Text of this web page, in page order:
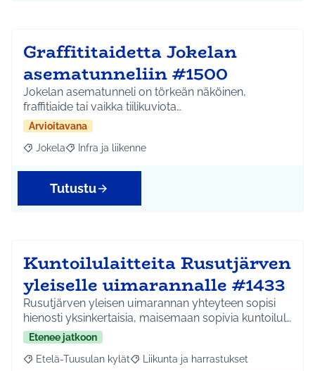
Graffititaidetta Jokelan
asematunneliin #1500
Jokelan asematunneli on törkeän näköinen,
fraffitiaide tai vaikka tiilikuviota…
Arvioitavana
Rajaa tulokset aihepiirin mukaan: Jokela
Jokela Rajaa tulokset teeman mukaan: Infra ja liikenne
Infra ja liikenne
Tutustu
Kuntoilulaitteita Rusutjärven
yleiselle uimarannalle #1433
Rusutjärven yleisen uimarannan yhteyteen sopisi
hienosti yksinkertaisia, maisemaan sopivia kuntoilul…
Etenee jatkoon
Rajaa tulokset aihepiirin mukaan: Etelä-Tuusulan kylät
Etelä-Tuusulan kylät Rajaa tulokset teeman mukaan:
Liikunta ja harrastukset